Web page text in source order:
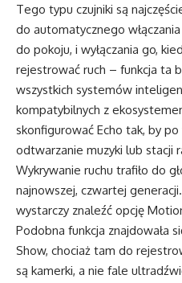
Tego typu czujniki są
do automatycznego
do pokoju, i wyłączania go,
rejestrować ruch – funkcja ta
wszystkich systemów
kompatybilnych z
skonfigurować Echo tak, by
odtwarzanie muzyki lub stacji
Wykrywanie ruchu trafiło do
najnowszej, czwartej
wystarczy znaleźć opcję
Podobna funkcja znajdowała
Show, chociaż tam do
są kamerki, a nie fale